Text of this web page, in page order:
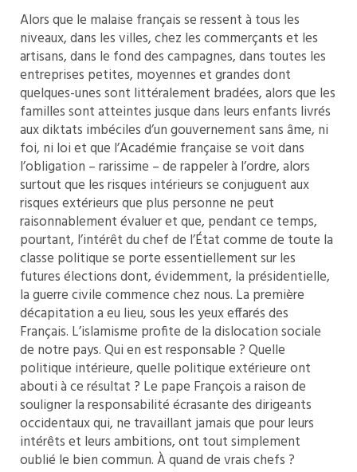
Alors que le malaise français se ressent à tous les
niveaux, dans les villes, chez les commerçants et les
artisans, dans le fond des campagnes, dans toutes les
entreprises petites, moyennes et grandes dont
quelques-unes sont littéralement bradées, alors que les
familles sont atteintes jusque dans leurs enfants livrés
aux diktats imbéciles d’un gouvernement sans âme, ni
foi, ni loi et que l’Académie française se voit dans
l’obligation – rarissime – de rappeler à l’ordre, alors
surtout que les risques intérieurs se conjuguent aux
risques extérieurs que plus personne ne peut
raisonnablement évaluer et que, pendant ce temps,
pourtant, l’intérêt du chef de l’État comme de toute la
classe politique se porte essentiellement sur les
futures élections dont, évidemment, la présidentielle,
la guerre civile commence chez nous. La première
décapitation a eu lieu, sous les yeux effarés des
Français. L’islamisme profite de la dislocation sociale
de notre pays. Qui en est responsable ? Quelle
politique intérieure, quelle politique extérieure ont
abouti à ce résultat ? Le pape François a raison de
souligner la responsabilité écrasante des dirigeants
occidentaux qui, ne travaillant jamais que pour leurs
intérêts et leurs ambitions, ont tout simplement
oublié le bien commun. À quand de vrais chefs ?